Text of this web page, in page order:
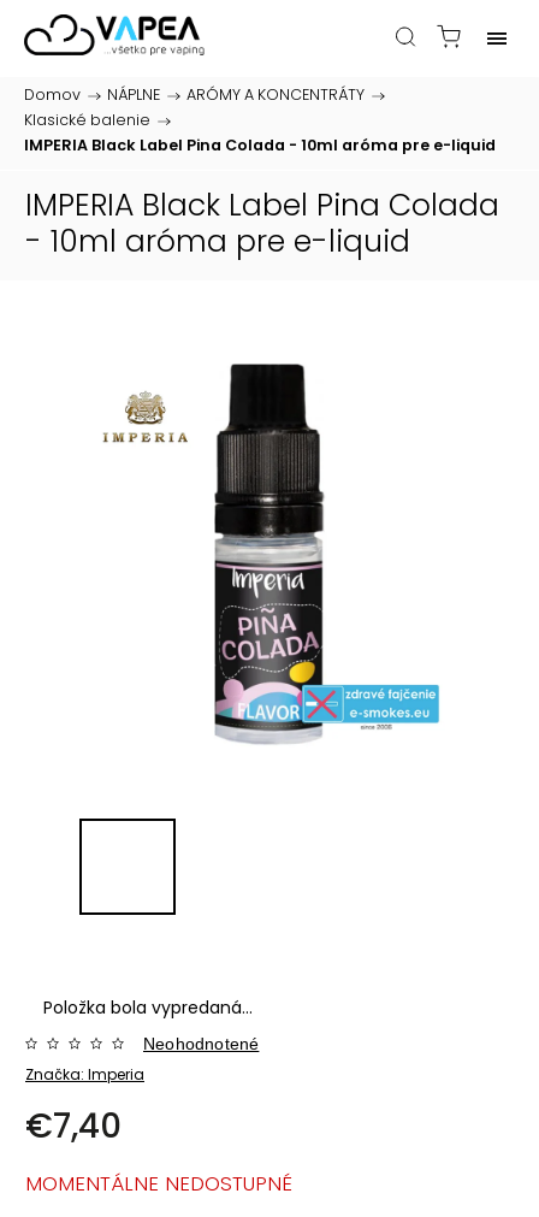
Domov / NÁPLNE / ARÓMY A KONCENTRÁTY /
Klasické balenie /
IMPERIA Black Label Pina Colada - 10ml aróma pre e-liquid
IMPERIA Black Label Pina Colada
- 10ml aróma pre e-liquid
Položka bola vypredaná…
Značka: Imperia
Neohodnotené
€7,40
MOMENTÁLNE NEDOSTUPNÉ